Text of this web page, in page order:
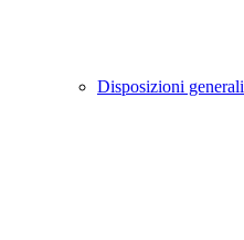
Disposizioni generali